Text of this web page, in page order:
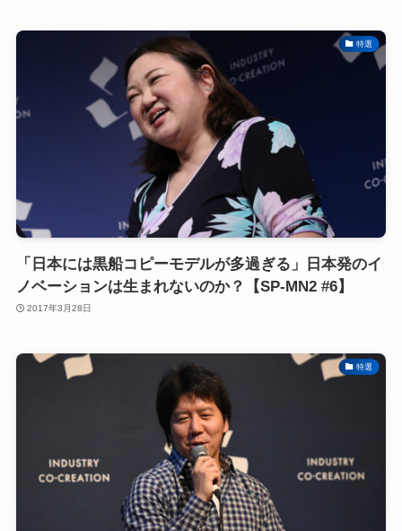
特選
「日本には黒船コピーモデルが多過ぎる」日本発のイ
ノベーションは生まれないのか？【SP-MN2 #6】
2017年3月28日
特選